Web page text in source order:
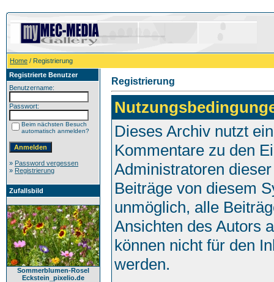
Home / Registrierung
Registrierte Benutzer
Benutzername:
Passwort:
Beim nächsten Besuch
automatisch anmelden?
» Password vergessen
» Registrierung
Zufallsbild
Sommerblumen-Rosel
Eckstein_pixelio.de
Registrierung
Dieses Archiv nutzt
Kommentare zu den
Administratoren
Beiträge von diesem
unmöglich, alle
Ansichten des Autors
können nicht für den
werden.